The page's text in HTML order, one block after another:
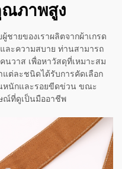
ณภาพสูง
ายของเราผลิตจากผ้าเกรด
ละความสบาย ท่านสามารถ
นวาส เพื่อหาวัสดุที่เหมาะสม
ต่ละชนิดได้รับการคัดเลือก
หนักและรอยขีดข่วน ขณะ
ณ์ที่ดูเป็นมืออาชีพ